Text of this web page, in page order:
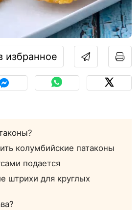
избранное
колумбийские патаконы
подается
штрихи для круглых